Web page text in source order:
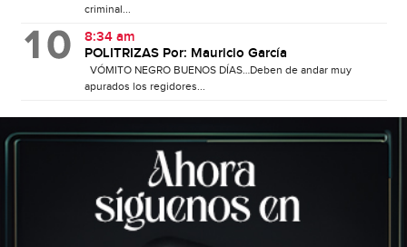
criminal...
8:34 am
POLITRIZAS Por: Mauricio García
VÓMITO NEGRO BUENOS DÍAS…Deben de andar muy
apurados los regidores...